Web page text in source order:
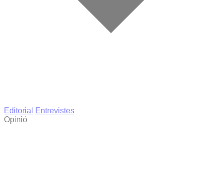
Editorial
Entrevistes
Opinió